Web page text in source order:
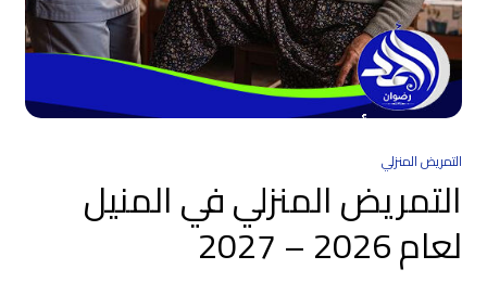
التمريض المنزلي
التمريض المنزلي في المنيل
لعام 2026 – 2027